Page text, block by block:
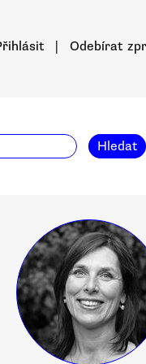
Odebírat
Hledat